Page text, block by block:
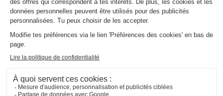
Ouvert du 15 juin au 15 septembre
Gratuit
Activités et animations proposées